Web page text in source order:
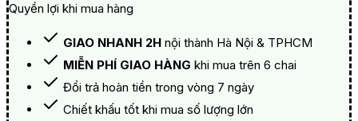
Quyền lợi khi mua hàng
GIAO NHANH 2H nội thành Hà Nội & TPHCM
MIỄN PHÍ GIAO HÀNG khi mua trên 6 chai
Đổi trả hoàn tiền trong vòng 7 ngày
Chiết khấu tốt khi mua số lượng lớn